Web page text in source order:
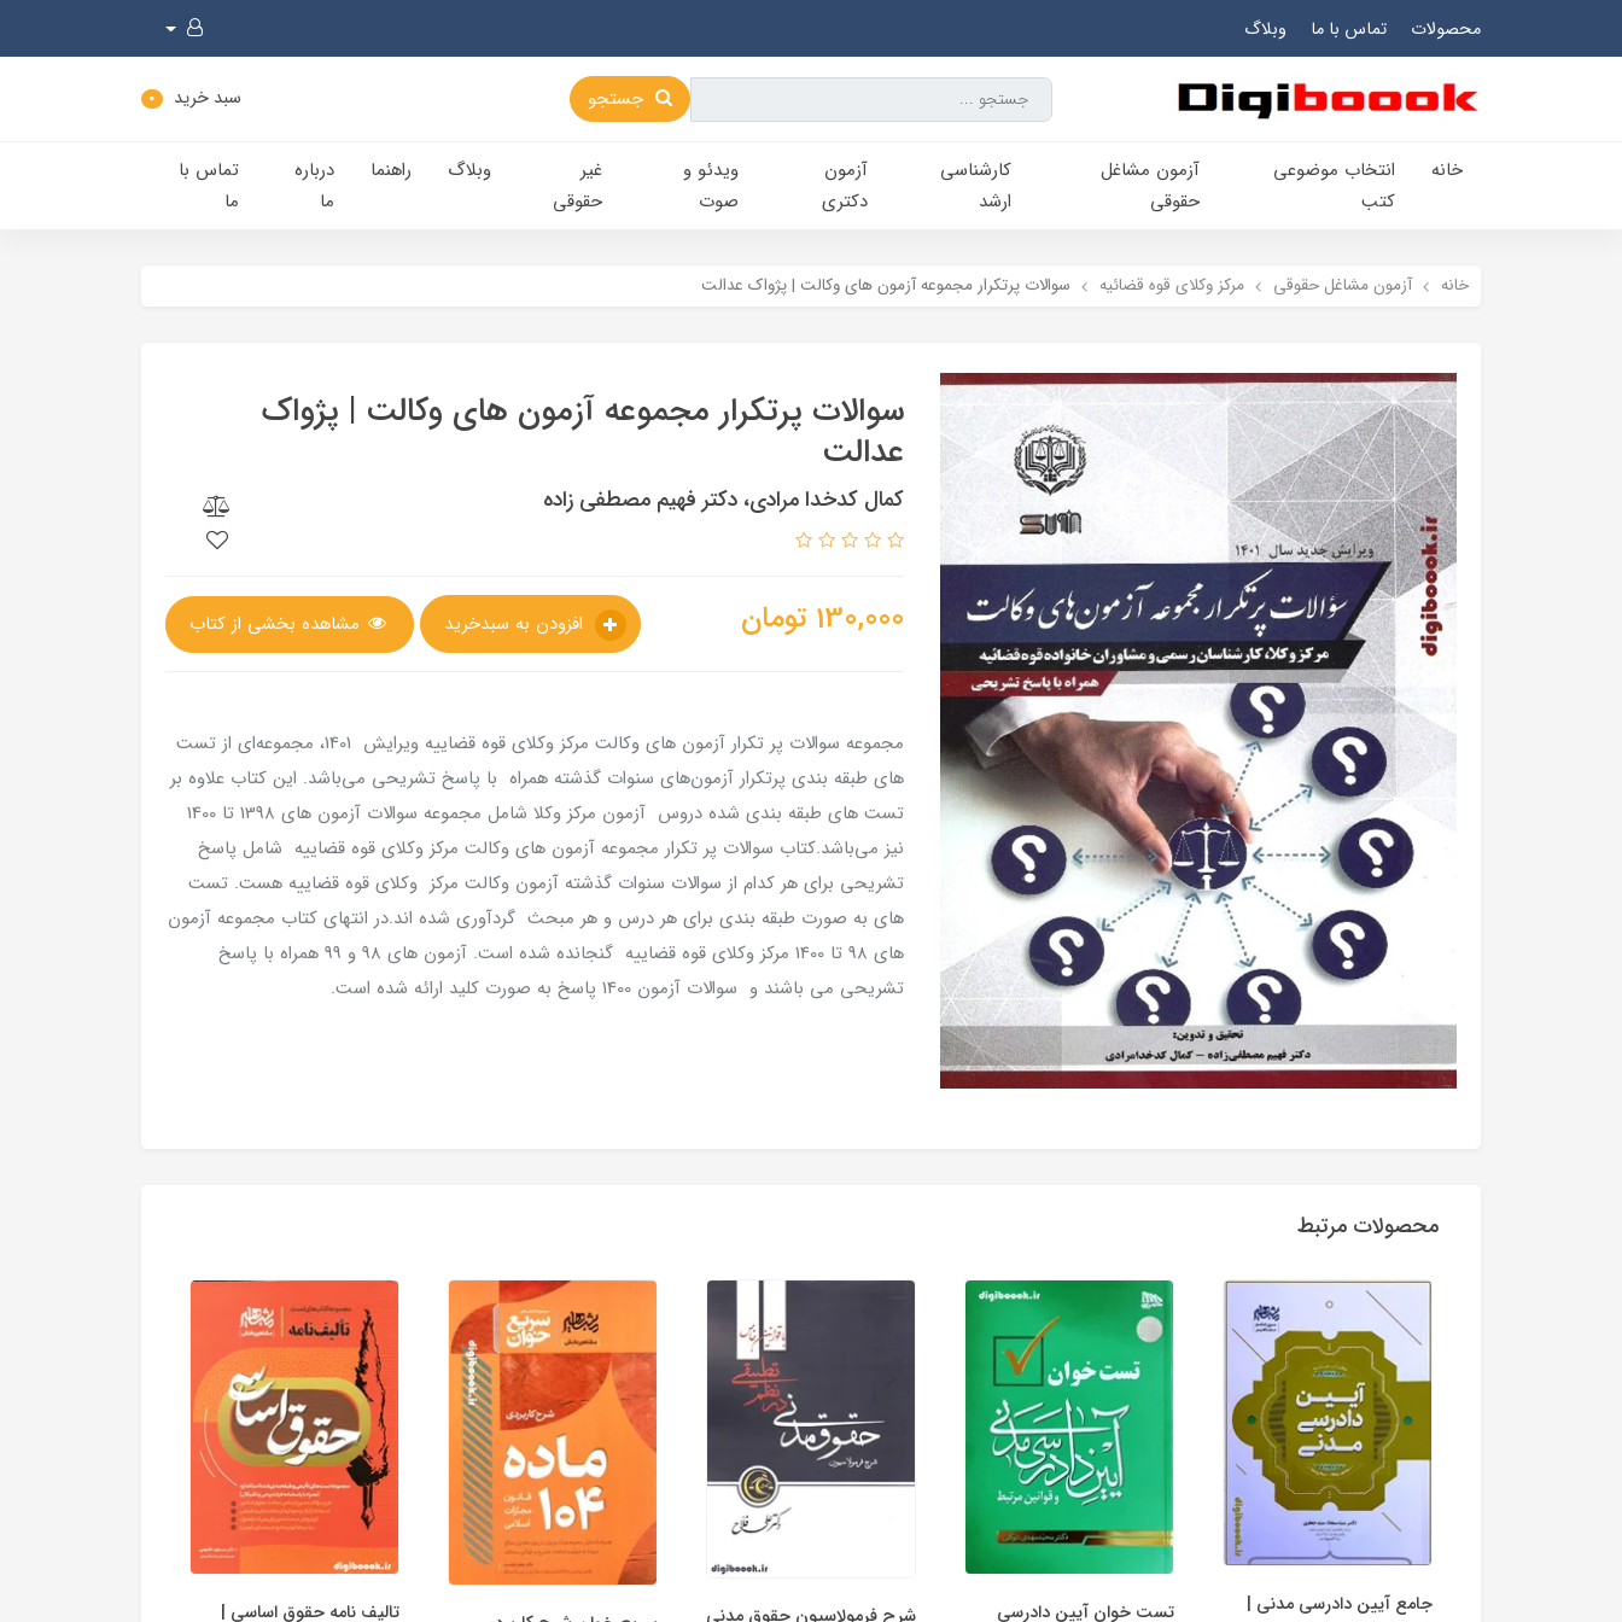
محصولات تماس با ما وبلاگ
جستجو سبد خرید 0
خانه
انتخاب​ موضوعي​
کتب
آزمون مشاغل
حقوقی
کارشناسی‌
ارشد
آزمون
دکتری
ویدئو و
صوت
غیر
حقوقی
وبلاگ راهنما
درباره
ما
تماس با
ما
خانه آزمون مشاغل حقوقی مرکز وکلای قوه قضائیه سوالات پرتکرار مجموعه آزمون های وکالت | پژواک عدالت
سوالات پرتکرار مجموعه آزمون های وکالت | پژواک
عدالت
کمال کدخدا مرادی، دکتر فهیم مصطفی زاده
130,000 تومان مشاهده بخشی از کتاب
مجموعه سوالات پر تکرار آزمون های وکالت مرکز وکلای قوه قضاییه ویرایش 1401، مجموعه‌ای از تست
های طبقه بندی پرتکرار آزمون‌های سنوات گذشته همراه با پاسخ تشریحی می‌باشد. این کتاب علاوه بر
تست های طبقه بندی شده دروس آزمون مرکز وکلا شامل مجموعه سوالات آزمون های 1398 تا 1400
نیز می‌باشد.کتاب سوالات پر تکرار مجموعه آزمون های وكالت مرکز وکلای قوه قضاییه شامل پاسخ
تشریحی برای هر کدام از سوالات سنوات گذشته آزمون وکالت مرکز وکلای قوه قضاییه هست. تست
های به صورت طبقه بندی برای هر درس و هر مبحث گردآوری شده اند.در انتهای کتاب مجموعه آزمون
های 98 تا 1400 مرکز وکلای قوه قضاییه گنجانده شده است. آزمون های 98 و 99 همراه با پاسخ
تشریحی می باشند و سوالات آزمون 1400 پاسخ به صورت کلید ارائه شده است.
محصولات مرتبط
جامع آیین دادرسی مدنی |
تست خوان آیین دادرسی
شرح فرمولاسیون حقوق مدنی
تالیف نامه حقوق اساسی |